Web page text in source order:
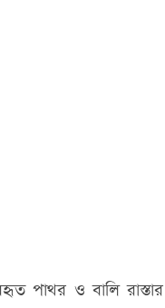
পাথর ও বালি রাস্তার